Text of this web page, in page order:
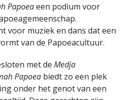
Papoeaeen podium voor
voor muziek en dans dat een
van de Papoeacultuur.
met de Medja
Papoea biedt zo een plek
onder het genot van een